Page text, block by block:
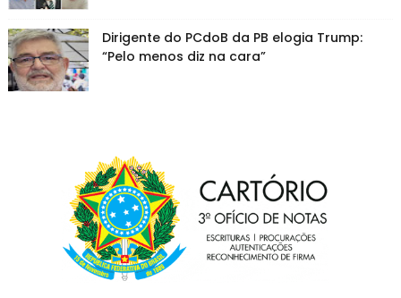
Dirigente do PCdoB da PB elogia Trump:
“Pelo menos diz na cara”